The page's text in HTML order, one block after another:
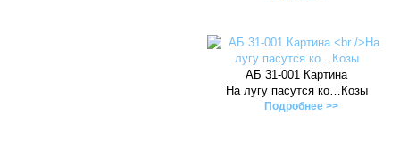
АБ 31-001 Картина
На лугу пасутся ко…Козы
Подробнее >>